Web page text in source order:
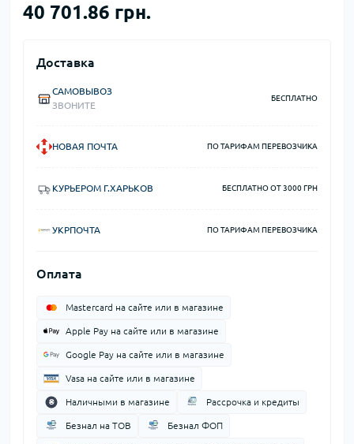
40 701.86 грн.
Доставка
САМОВЫВОЗ
ЗВОНИТЕ
БЕСПЛАТНО
НОВАЯ ПОЧТА ПО ТАРИФАМ ПЕРЕВОЗЧИКА
КУРЬЕРОМ Г.ХАРЬКОВ БЕСПЛАТНО ОТ 3000 ГРН
УКРПОЧТА ПО ТАРИФАМ ПЕРЕВОЗЧИКА
Оплата
Mastercard на сайте или в магазине
Apple Pay на сайте или в магазине
Google Pay на сайте или в магазине
Vasa на сайте или в магазине
Наличными в магазине Рассрочка и кредиты
Безнал на ТОВ Безнал ФОП